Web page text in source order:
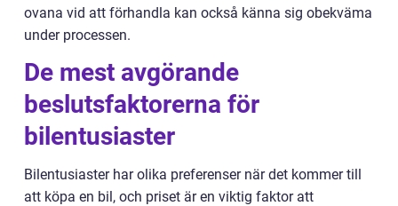
ovana vid att förhandla kan också känna sig obekväma
under processen.
De mest avgörande
beslutsfaktorerna för
bilentusiaster
Bilentusiaster har olika preferenser när det kommer till
att köpa en bil, och priset är en viktig faktor att